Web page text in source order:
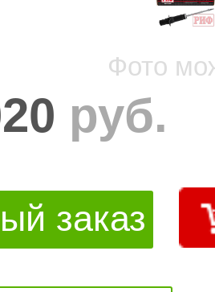
руб.
заказ
Фото